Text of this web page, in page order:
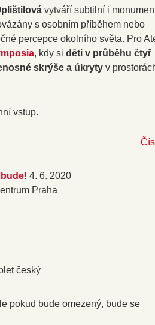
vytváří subtilní i
s osobním příběhem nebo
percepce okolního světa. Pro
, kdy si děti v průběhu čtyř
skrýše a úkryty v
vstup.
4. 6. 2020
Praha
český
pokud bude omezený, bude se